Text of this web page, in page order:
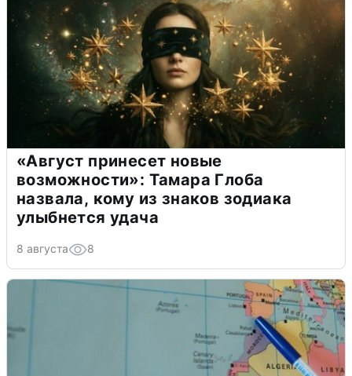
«Август принесет новые
возможности»: Тамара Глоба
назвала, кому из знаков зодиака
улыбнется удача
8 августа 8